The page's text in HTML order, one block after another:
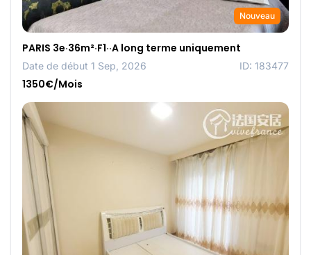
Nouveau
PARIS 3e·36m²·F1··A long terme uniquement
Date de début 1 Sep, 2026 ID: 183477
1350€/Mois